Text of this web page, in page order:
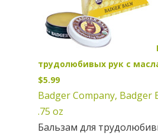
трудолюбивых рук с
$5.99
Badger Company, Badger
.75 oz
Бальзам для